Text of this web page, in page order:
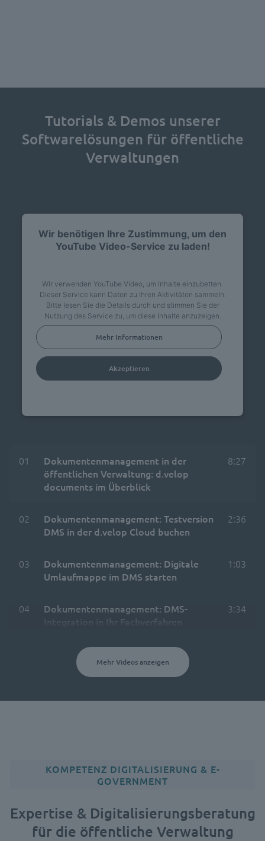
Tutorials & Demos unserer
Softwarelösungen für öffentliche
Verwaltungen
01
Dokumentenmanagement in der
öffentlichen Verwaltung: d.velop
documents im Überblick
8:27
02
Dokumentenmanagement: Testversion
DMS in der d.velop Cloud buchen
2:36
03
Dokumentenmanagement: Digitale
Umlaufmappe im DMS starten
1:03
04
Dokumentenmanagement: DMS-
Integration in Ihr Fachverfahren
3:34
Mehr Videos anzeigen
Wir benötigen Ihre Zustimmung, um den
YouTube Video-Service zu laden!
Wir verwenden YouTube Video, um Inhalte einzubetten.
Dieser Service kann Daten zu Ihren Aktivitäten sammeln.
Bitte lesen Sie die Details durch und stimmen Sie der
Nutzung des Service zu, um diese Inhalte anzuzeigen.
Mehr Informationen
Akzeptieren
KOMPETENZ DIGITALISIERUNG & E-
GOVERNMENT
Expertise & Digitalisierungsberatung
für die öffentliche Verwaltung